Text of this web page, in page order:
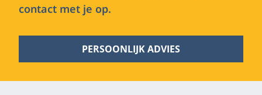
contact met je op.
PERSOONLIJK ADVIES